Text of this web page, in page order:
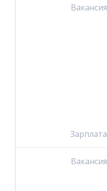
Вакансия
Зарплата
Вакансия